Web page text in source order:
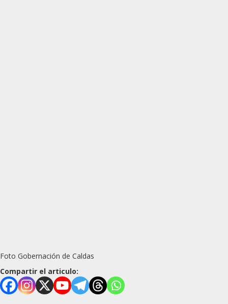
Foto Gobernación de Caldas
Compartir el articulo: